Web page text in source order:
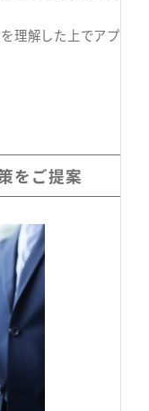
理解した上でアプ
をご提案